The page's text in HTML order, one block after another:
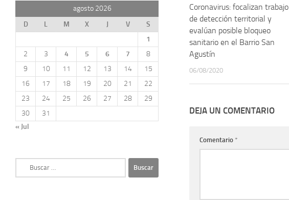
Coronavirus: focalizan trabajo
de detección territorial y
evalúan posible bloqueo
sanitario en el Barrio San
Agustín
06/08/2020
DEJA UN COMENTARIO
Comentario *
agosto 2026
D
L M X J V
S
1
2
3 4 5 6 7
8
9
10 11 12 13 14
15
16
17 18 19 20 21
22
23
24 25 26 27 28
29
30
31
« Jul